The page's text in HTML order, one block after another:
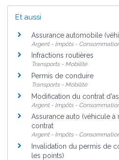
Et aussi
Assurance automobile
Argent - Impôts -
Infractions routières
Transports - Mobilité
Permis de conduire
Transports - Mobilité
Modification du contrat
Argent - Impôts -
Assurance auto (véhicule
contrat
Argent - Impôts -
Invalidation du permis de
les points)